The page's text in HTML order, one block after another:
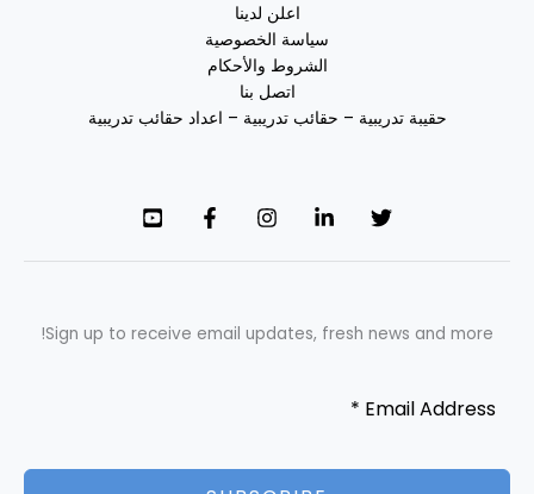
اعلن لدينا
سياسة الخصوصية
الشروط والأحكام
اتصل بنا
حقيبة تدريبية – حقائب تدريبية – اعداد حقائب تدريبية
Sign up to receive email updates, fresh news and more!